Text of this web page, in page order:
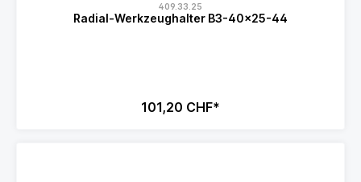
409.33.25
Radial-Werkzeughalter B3-40x25-44
101,20 CHF*